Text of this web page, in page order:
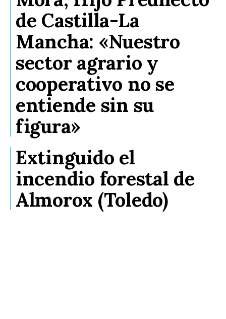
de Castilla-La
Mancha: «Nuestro
sector agrario y
cooperativo no se
entiende sin su
figura»
Extinguido el
incendio forestal de
Almorox (Toledo)